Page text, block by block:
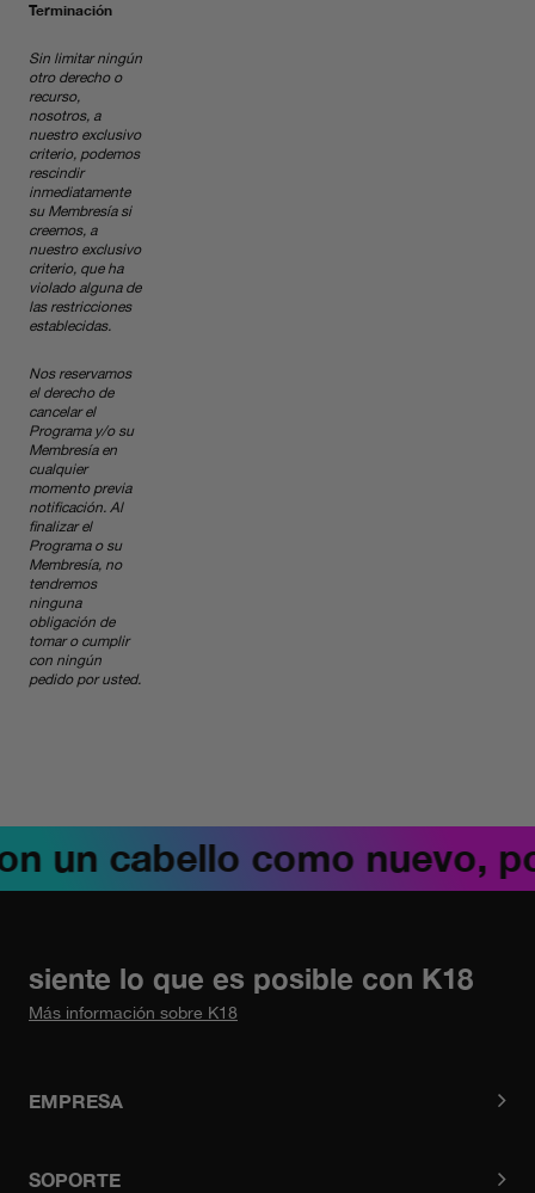
Terminación
Sin limitar ningún
otro derecho o
recurso,
nosotros, a
nuestro exclusivo
criterio, podemos
rescindir
inmediatamente
su Membresía si
creemos, a
nuestro exclusivo
criterio, que ha
violado alguna de
las restricciones
establecidas.
Nos reservamos
el derecho de
cancelar el
Programa y/o su
Membresía en
cualquier
momento previa
notificación. Al
finalizar el
Programa o su
Membresía, no
tendremos
ninguna
obligación de
tomar o cumplir
con ningún
pedido por usted.
un cabello como nuevo,
siente lo que es posible con K18
Más información sobre K18
EMPRESA
SOPORTE